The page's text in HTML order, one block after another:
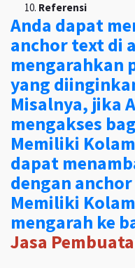
Referensi
Anda dapat
anchor text di
mengarahkan
yang
Misalnya, jika
mengakses
Memiliki
dapat
dengan
Memiliki
mengarah ke
Jasa